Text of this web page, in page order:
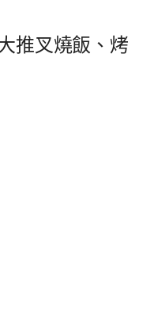
推叉燒飯、烤